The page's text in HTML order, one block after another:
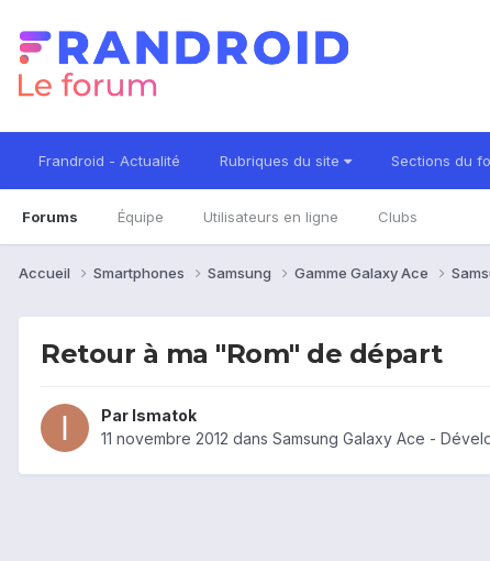
Frandroid - Actualité Rubriques du site Sections du
Forums Équipe Utilisateurs en ligne Clubs
Accueil Smartphones Samsung Gamme Galaxy Ace
Retour à ma "Rom" de départ
Par Ismatok
11 novembre 2012 dans Samsung Galaxy Ace -